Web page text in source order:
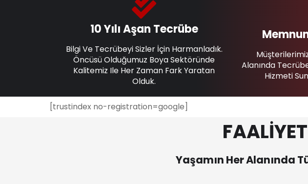
10 Yılı Aşan Tecrübe
Bilgi Ve Tecrübeyi Sizler İçin Harmanladık.
Öncüsü Olduğumuz Boya Sektöründe
Kalitemiz Ile Her Zaman Fark Yaratan
Olduk.
Alanında
Hizmeti
[trustindex no-registration=google]
Yaşamın Her Alanında